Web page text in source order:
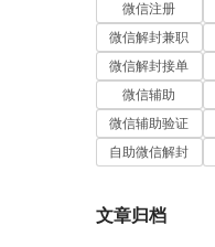
微信注册
微信解封兼职
微信解封接单
微信辅助
微信辅助验证
自助微信解封
文章归档